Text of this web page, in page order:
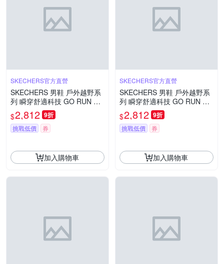
SKECHERS官方直營
SKECHERS 男鞋 戶外越野系
列 瞬穿舒適科技 GO RUN MA
X CUSHIONING ZIRRUS - 23
7815OFWT
$2,812 9折
挑戰低價 券
加入購物車
SKECHERS官方直營
SKECHERS 男鞋 戶外越野系
列 瞬穿舒適科技 GO RUN MA
X CUSHIONING ZIRRUS - 23
7815GRY
$2,812 9折
挑戰低價 券
加入購物車